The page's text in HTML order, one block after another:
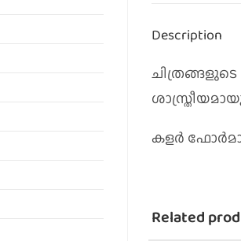
Description
കളർ
Related